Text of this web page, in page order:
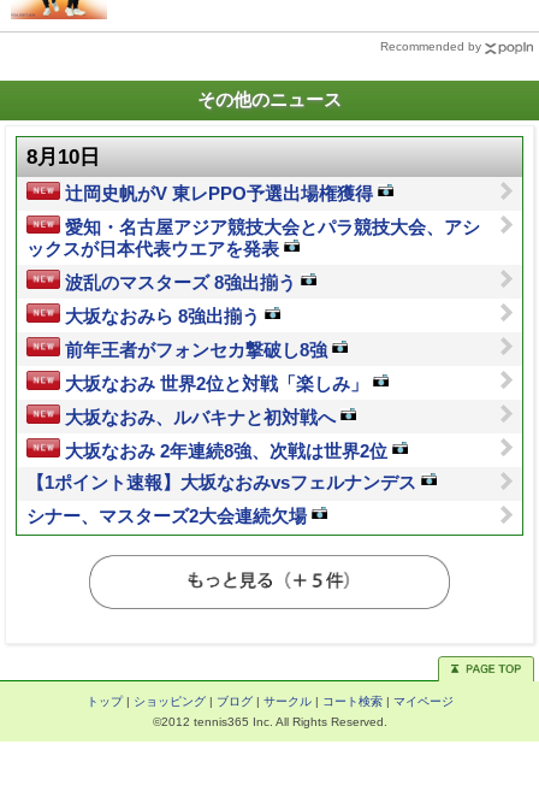
Recommended by
その他のニュース
8月10日
辻岡史帆がV 東レPPO予選出場権獲得
愛知・名古屋アジア競技大会とパラ競技大会、アシ
ックスが日本代表ウエアを発表
波乱のマスターズ 8強出揃う
大坂なおみら 8強出揃う
前年王者がフォンセカ撃破し8強
大坂なおみ 世界2位と対戦「楽しみ」
大坂なおみ、ルバキナと初対戦へ
大坂なおみ 2年連続8強、次戦は世界2位
【1ポイント速報】大坂なおみvsフェルナンデス
シナー、マスターズ2大会連続欠場
トップ| ショッピング| ブログ| サークル| コート検索| マイページ
©2012 tennis365 Inc. All Rights Reserved.